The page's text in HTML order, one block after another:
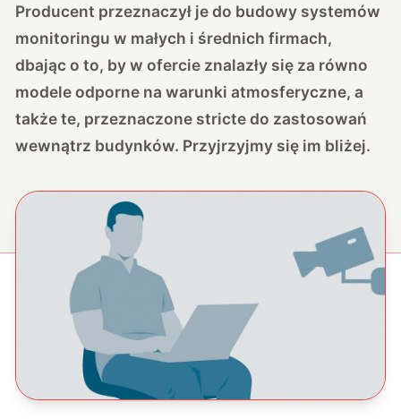
Producent przeznaczył je do budowy systemów
monitoringu w małych i średnich firmach,
dbając o to, by w ofercie znalazły się za równo
modele odporne na warunki atmosferyczne, a
także te, przeznaczone stricte do zastosowań
wewnątrz budynków. Przyjrzyjmy się im bliżej.